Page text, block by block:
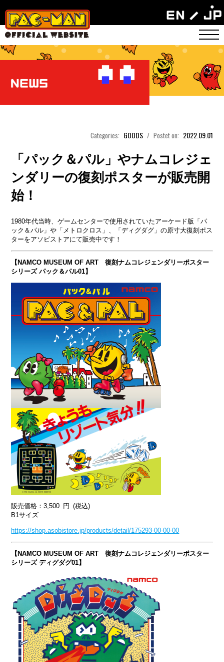
Categories: GOODS / Postet on: 2022.09.01
「パック＆パル」やナムコレジェ
ンダリーの復刻ポスターが販売開
始！
1980年代当時、ゲームセンターで使用されていたアーケード版「パ
ック＆パル」や「メトロクロス」、「ディグダグ」の原寸大復刻ポス
ターをアソビストアにて販売中です！
【NAMCO MUSEUM OF ART 復刻ナムコレジェンダリーポスター
シリーズ パック＆パル01】
販売価格：3,500 円 (税込)
B1サイズ
https://shop.asobistore.jp/products/detail/175293-00-00-00
【NAMCO MUSEUM OF ART 復刻ナムコレジェンダリーポスター
シリーズ ディグダグ01】